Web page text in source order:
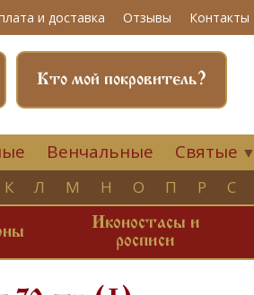
и доставка Отзывы Контакты
Кто мой покровитель?
Венчальные Святые ▼
К Л М Н О П Р С
Иконостасы и
росписи